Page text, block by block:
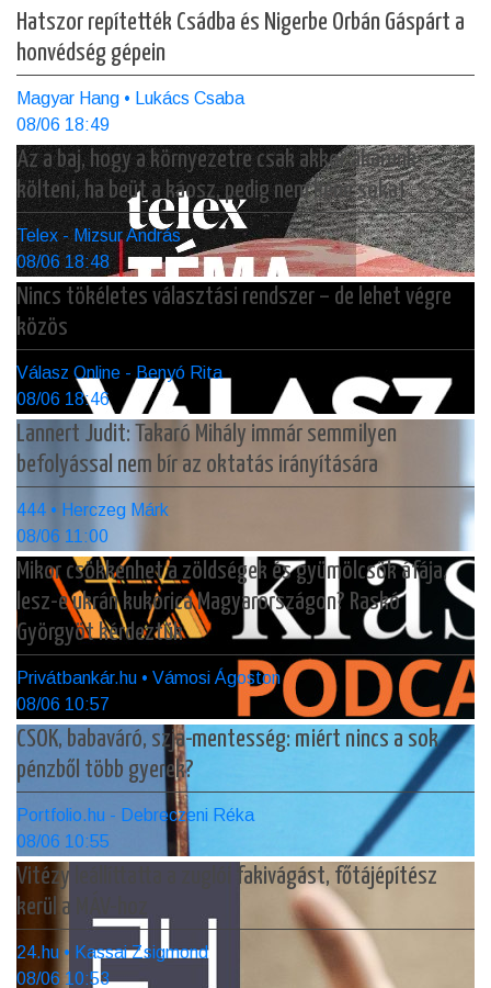
Hatszor repítették Csádba és Nigerbe Orbán Gáspárt a
honvédség gépein
Magyar Hang • Lukács Csaba
08/06 18:49
Az a baj, hogy a környezetre csak akkor akarunk
költeni, ha beüt a káosz, pedig nem kéne sokat
Telex - Mizsur András
08/06 18:48
Nincs tökéletes választási rendszer – de lehet végre
közös
Válasz Online - Benyó Rita
08/06 18:46
Lannert Judit: Takaró Mihály immár semmilyen
befolyással nem bír az oktatás irányítására
444 • Herczeg Márk
08/06 11:00
Mikor csökkenhet a zöldségek és gyümölcsök áfája,
lesz-e ukrán kukorica Magyarországon? Raskó
Györgyöt kérdeztük
Privátbankár.hu • Vámosi Ágoston
08/06 10:57
CSOK, babaváró, szja-mentesség: miért nincs a sok
pénzből több gyerek?
Portfolio.hu - Debreczeni Réka
08/06 10:55
Vitézy leállíttatta a zuglói fakivágást, főtájépítész
kerül a MÁV-hoz
24.hu • Kassai Zsigmond
08/06 10:53